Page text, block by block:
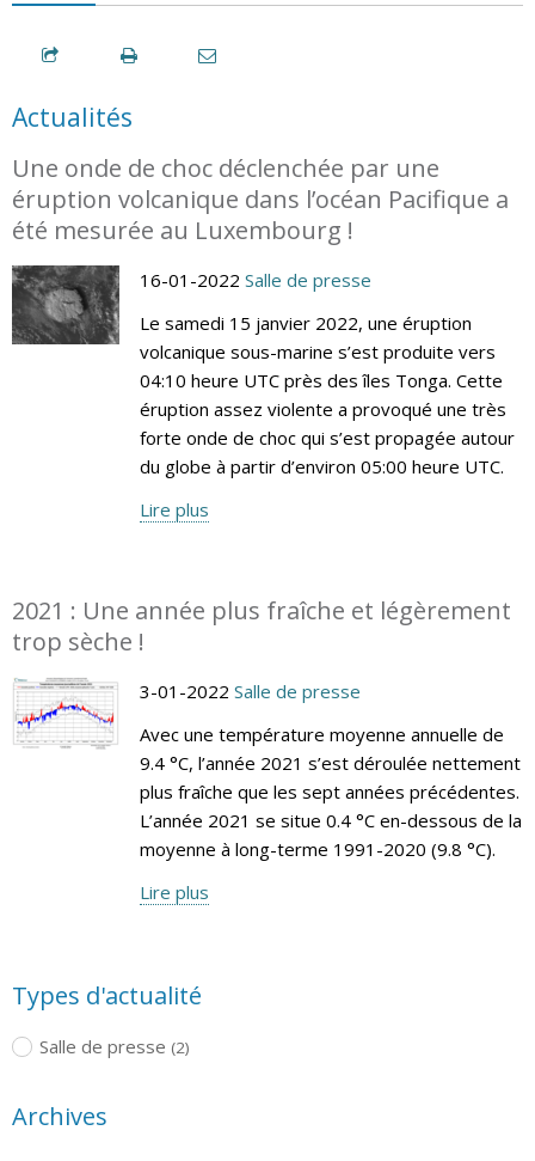
Actualités
Une onde de choc déclenchée par une
éruption volcanique dans l’océan Pacifique a
été mesurée au Luxembourg !
16-01-2022 Salle de presse
Le samedi 15 janvier 2022, une éruption
volcanique sous-marine s’est produite vers
04:10 heure UTC près des îles Tonga. Cette
éruption assez violente a provoqué une très
forte onde de choc qui s’est propagée autour
du globe à partir d’environ 05:00 heure UTC.
Lire plus
2021 : Une année plus fraîche et légèrement
trop sèche !
3-01-2022 Salle de presse
Avec une température moyenne annuelle de
9.4 °C, l’année 2021 s’est déroulée nettement
plus fraîche que les sept années précédentes.
L’année 2021 se situe 0.4 °C en-dessous de la
moyenne à long-terme 1991-2020 (9.8 °C).
Lire plus
Types d'actualité
Salle de presse (2)
Archives